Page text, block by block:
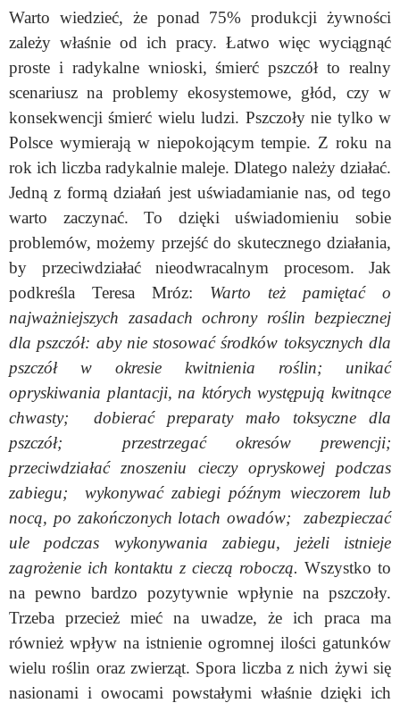
Warto wiedzieć, że ponad 75% produkcji żywności
zależy właśnie od ich pracy. Łatwo więc wyciągnąć
proste i radykalne wnioski, śmierć pszczół to realny
scenariusz na problemy ekosystemowe, głód, czy w
konsekwencji śmierć wielu ludzi. Pszczoły nie tylko w
Polsce wymierają w niepokojącym tempie. Z roku na
rok ich liczba radykalnie maleje. Dlatego należy działać.
Jedną z formą działań jest uświadamianie nas, od tego
warto zaczynać. To dzięki uświadomieniu sobie
problemów, możemy przejść do skutecznego działania,
by przeciwdziałać nieodwracalnym procesom. Jak
podkreśla Teresa Mróz: Warto też pamiętać o
najważniejszych zasadach ochrony roślin bezpiecznej
dla pszczół: aby nie stosować środków toksycznych dla
pszczół w okresie kwitnienia roślin; unikać
opryskiwania plantacji, na których występują kwitnące
chwasty; dobierać preparaty mało toksyczne dla
pszczół; przestrzegać okresów prewencji;
przeciwdziałać znoszeniu cieczy opryskowej podczas
zabiegu; wykonywać zabiegi późnym wieczorem lub
nocą, po zakończonych lotach owadów; zabezpieczać
ule podczas wykonywania zabiegu, jeżeli istnieje
zagrożenie ich kontaktu z cieczą roboczą. Wszystko to
na pewno bardzo pozytywnie wpłynie na pszczoły.
Trzeba przecież mieć na uwadze, że ich praca ma
również wpływ na istnienie ogromnej ilości gatunków
wielu roślin oraz zwierząt. Spora liczba z nich żywi się
nasionami i owocami powstałymi właśnie dzięki ich